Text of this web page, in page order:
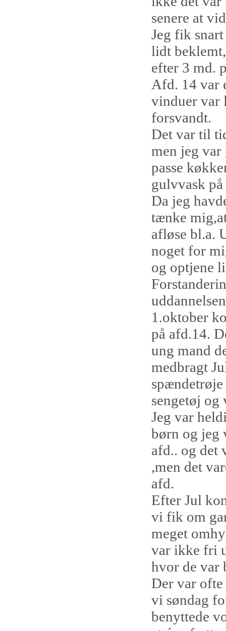
senere at
Jeg fik
lidt
efter 3 md.
Afd. 14 var
vinduer var
forsvandt.
Det var til
men jeg var
passe
gulvvask
Da jeg
tænke
afløse bl.a.
noget for
og optjene
1.oktober
på afd.14.
ung mand
medbragt
spændetrøje
sengetøj
Jeg var
børn og jeg
afd.. og det
,men det
afd.
Efter Jul
vi fik om
meget
var ikke fri
hvor de var
Der var
vi søndag
benyttede